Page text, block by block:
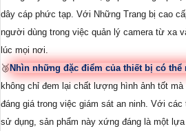
dây cáp phức tạp. Với Những Trang bị cao
người dùng trong việc quản lý camera từ xa
lúc mọi nơi.
🥉Nhìn những đặc điểm của thiết bị có thể
không chỉ đem lại chất lượng hình ảnh tốt
đáng giá trong việc giám sát an ninh. Với
sử dụng, sản phẩm này xứng đáng là một